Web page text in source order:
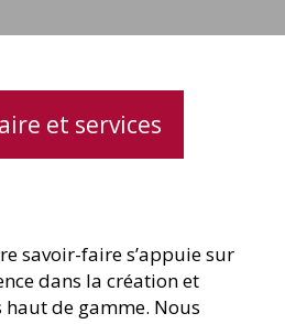
et services
savoir-faire s’appuie sur
dans la création et
de gamme. Nous